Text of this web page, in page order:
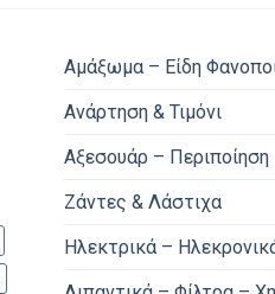
Αμάξωμα – Είδη
Ανάρτηση & Τιμόνι
Αξεσουάρ – Περιποίηση
Ζάντες & Λάστιχα
Ηλεκτρικά –